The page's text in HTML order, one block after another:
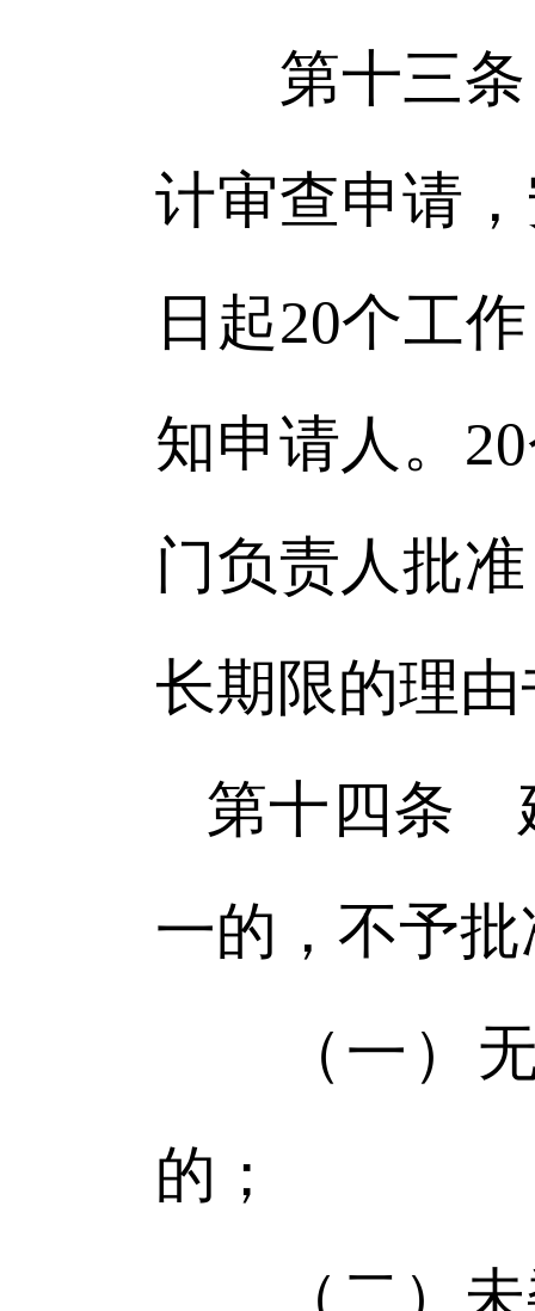
第十三条
计审查申请
日起20个工
知申请人。
门负责人批
长期限的理
第十四条
一的，不予
（一）无
的；
（二）未